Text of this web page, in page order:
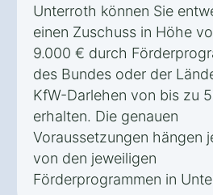
Unterroth können Sie
einen Zuschuss in Höhe
9.000 € durch
des Bundes oder der
KfW-Darlehen von bis zu
erhalten. Die genauen
Voraussetzungen hängen
von den jeweiligen
Förderprogrammen in